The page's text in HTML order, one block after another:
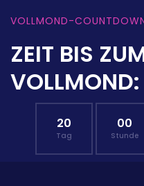
VOLLMOND-
ZEIT BIS
VOLLMOND:
20
Tag
00
Stunde